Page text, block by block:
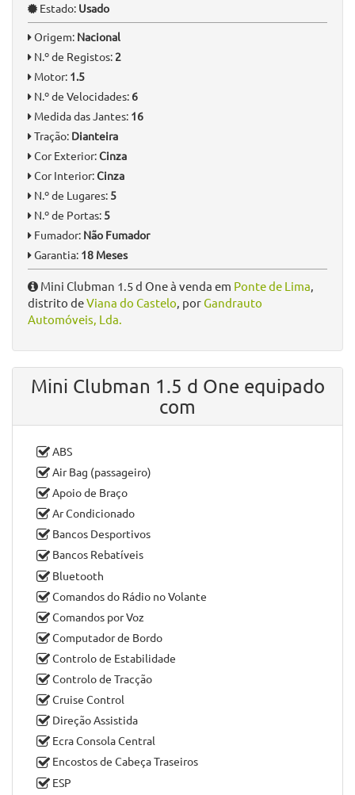
Estado: Usado
Origem: Nacional
N.º de Registos: 2
Motor: 1.5
N.º de Velocidades: 6
Medida das Jantes: 16
Tração: Dianteira
Cor Exterior:Cinza
Cor Interior:Cinza
N.º de Lugares: 5
N.º de Portas: 5
Fumador: Não Fumador
Garantia: 18 Meses
Mini Clubman 1.5 d One à venda em Ponte de Lima,
distrito deViana do Castelo, porGandrauto
Automóveis, Lda.
Mini Clubman 1.5 d One equipado
com
ABS
Air Bag (passageiro)
Apoio de Braço
Ar Condicionado
Bancos Desportivos
Bancos Rebatíveis
Bluetooth
Comandos do Rádio no Volante
Comandos por Voz
Computador de Bordo
Controlo de Estabilidade
Controlo de Tracção
Cruise Control
Direção Assistida
Ecra Consola Central
Encostos de Cabeça Traseiros
ESP